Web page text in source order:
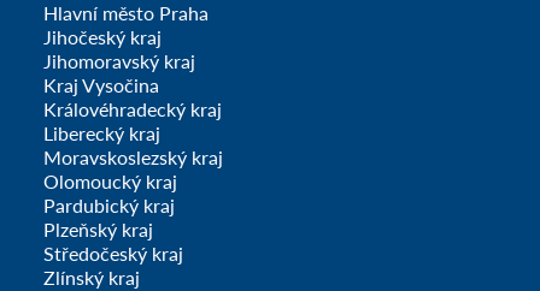
Hlavní město Praha
Jihočeský kraj
Jihomoravský kraj
Kraj Vysočina
Královéhradecký kraj
Liberecký kraj
Moravskoslezský kraj
Olomoucký kraj
Pardubický kraj
Plzeňský kraj
Středočeský kraj
Zlínský kraj